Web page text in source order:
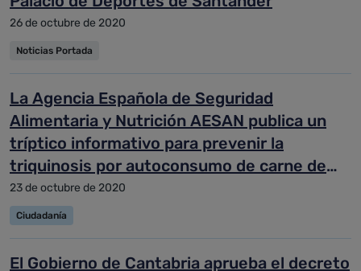
26 de octubre de 2020
Noticias Portada
La Agencia Española de Seguridad
Alimentaria y Nutrición AESAN publica un
tríptico informativo para prevenir la
triquinosis por autoconsumo de carne de
jabalí
23 de octubre de 2020
Ciudadanía
El Gobierno de Cantabria aprueba el decreto